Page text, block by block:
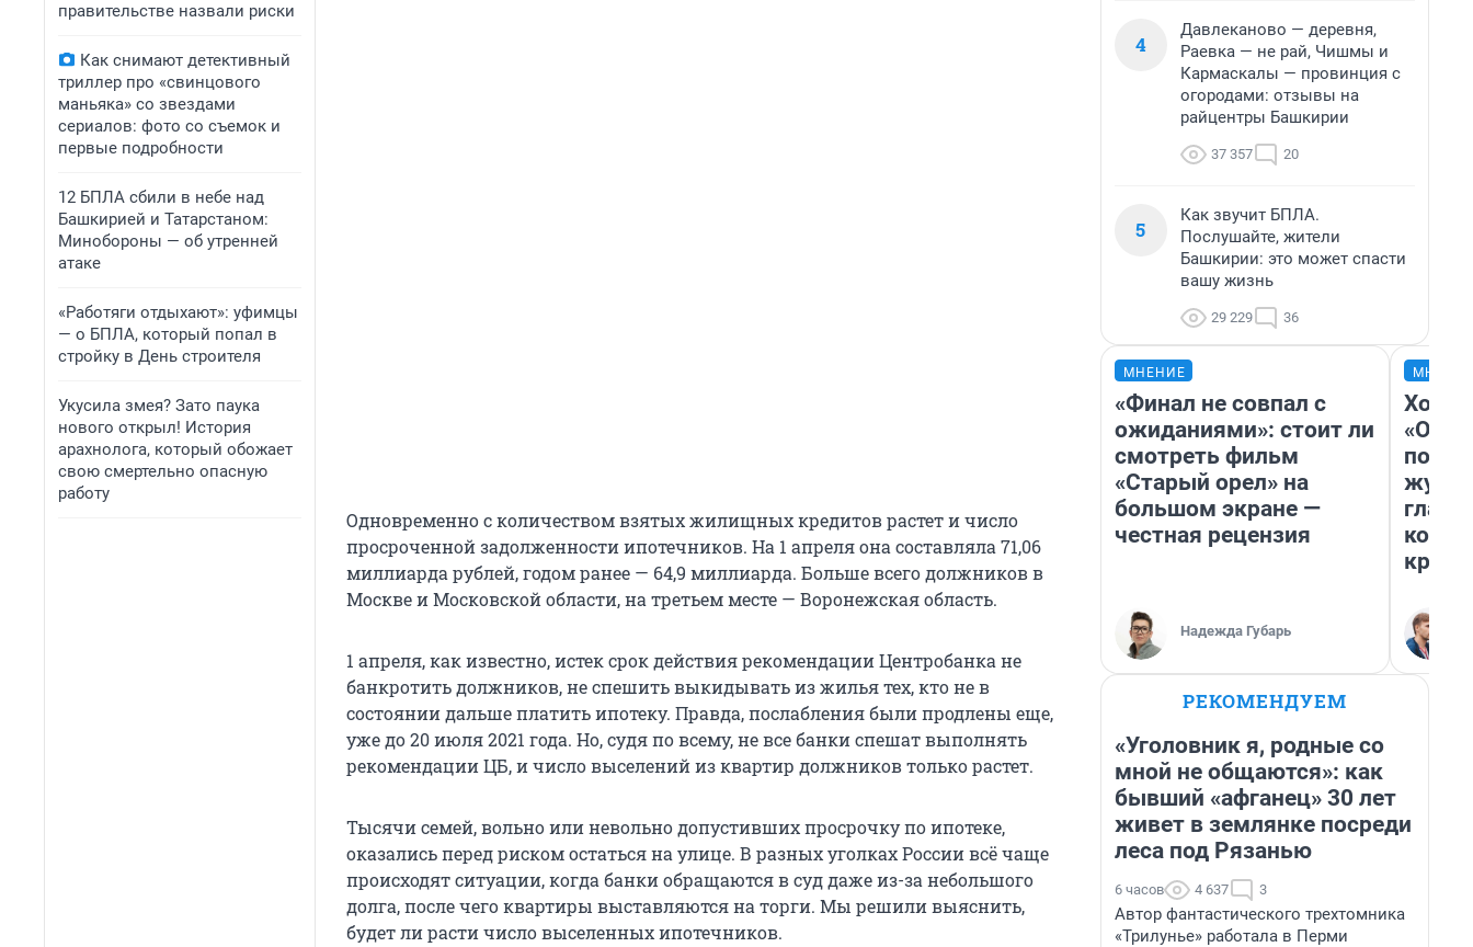
правительстве назвали риски
Как снимают детективный
триллер про «свинцового
маньяка» со звездами
сериалов: фото со съемок и
первые подробности
12 БПЛА сбили в небе над
Башкирией и Татарстаном:
Минобороны — об утренней
атаке
«Работяги отдыхают»: уфимцы
— о БПЛА, который попал в
стройку в День строителя
Укусила змея? Зато паука
нового открыл! История
арахнолога, который обожает
свою смертельно опасную
работу
Одновременно с количеством взятых жилищных кредитов растет и число
просроченной задолженности ипотечников. На 1 апреля она составляла 71,06
миллиарда рублей, годом ранее — 64,9 миллиарда. Больше всего должников в
Москве и Московской области, на третьем месте — Воронежская область.
1 апреля, как известно, истек срок действия рекомендации Центробанка не
банкротить должников, не спешить выкидывать из жилья тех, кто не в
состоянии дальше платить ипотеку. Правда, послабления были продлены еще,
уже до 20 июля 2021 года. Но, судя по всему, не все банки спешат выполнять
рекомендации ЦБ, и число выселений из квартир должников только растет.
Тысячи семей, вольно или невольно допустивших просрочку по ипотеке,
оказались перед риском остаться на улице. В разных уголках России всё чаще
происходят ситуации, когда банки обращаются в суд даже из-за небольшого
долга, после чего квартиры выставляются на торги. Мы решили выяснить,
будет ли расти число выселенных ипотечников.
4
Давлеканово — деревня,
Раевка — не рай, Чишмы и
Кармаскалы — провинция с
огородами: отзывы на
райцентры Башкирии
37 357 20
5
Как звучит БПЛА.
Послушайте, жители
Башкирии: это может спасти
вашу жизнь
29 229 36
МНЕНИЕ
«Финал не совпал с
ожиданиями»: стоит ли
смотреть фильм
«Старый орел» на
большом экране —
честная рецензия
Надежда Губарь
Хоть
РЕКОМЕНДУЕМ
«Уголовник я, родные со
мной не общаются»: как
бывший «афганец» 30 лет
живет в землянке посреди
леса под Рязанью
6 часов 4 637 3
Автор фантастического трехтомника
«Трилунье» работала в Перми